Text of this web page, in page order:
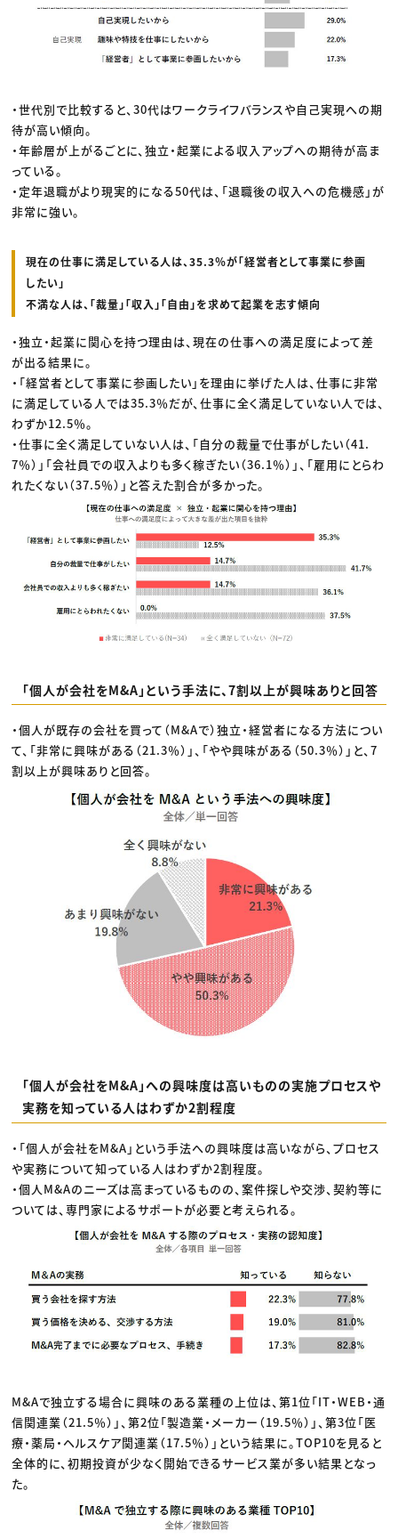
・世代別で比較すると、30代はワークライフバランスや自己実現への期
待が高い傾向。
・年齢層が上がるごとに、独立・起業による収入アップへの期待が高ま
っている。
・定年退職がより現実的になる50代は、「退職後の収入への危機感」が
非常に強い。
現在の仕事に満足している人は、35.3％が「経営者として事業に参画
したい」
不満な人は、「裁量」「収入」「自由」を求めて起業を志す傾向
・独立・起業に関心を持つ理由は、現在の仕事への満足度によって差
が出る結果に。
・「経営者として事業に参画したい」を理由に挙げた人は、仕事に非常
に満足している人では35.3％だが、仕事に全く満足していない人では、
わずか12.5％。
・仕事に全く満足していない人は、「自分の裁量で仕事がしたい（41.
7％）」「会社員での収入よりも多く稼ぎたい（36.1％）」、「雇用にとらわ
れたくない（37.5％）」と答えた割合が多かった。
「個人が会社をM&A」という手法に、7割以上が興味ありと回答
・個人が既存の会社を買って（M&Aで）独立・経営者になる方法につい
て、「非常に興味がある（21.3％）」、「やや興味がある（50.3％）」と、7
割以上が興味ありと回答。
「個人が会社をM&A」への興味度は高いものの実施プロセスや
実務を知っている人はわずか2割程度
・「個人が会社をM&A」という手法への興味度は高いながら、プロセス
や実務について知っている人はわずか2割程度。
・個人M&Aのニーズは高まっているものの、案件探しや交渉、契約等に
ついては、専門家によるサポートが必要と考えられる。
M&Aで独立する場合に興味のある業種の上位は、第1位「IT・WEB・通
信関連業（21.5％）」、第2位「製造業・メーカー（19.5％）」、第3位「医
療・薬局・ヘルスケア関連業（17.5％）」という結果に。TOP10を見ると
全体的に、初期投資が少なく開始できるサービス業が多い結果となっ
た。